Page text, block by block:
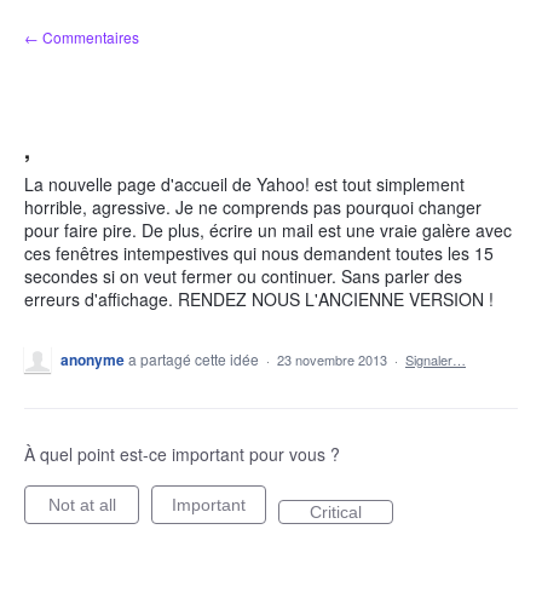
Aller
au
← Commentaires
,
La nouvelle page d'accueil de Yahoo! est tout simplement
horrible, agressive. Je ne comprends pas pourquoi changer
pour faire pire. De plus, écrire un mail est une vraie galère avec
ces fenêtres intempestives qui nous demandent toutes les 15
secondes si on veut fermer ou continuer. Sans parler des
erreurs d'affichage. RENDEZ NOUS L'ANCIENNE VERSION !
anonymea partagé cette idée · 23 novembre 2013 · Signaler…
À quel point est-ce important pour vous ?
Not at all Important Critical